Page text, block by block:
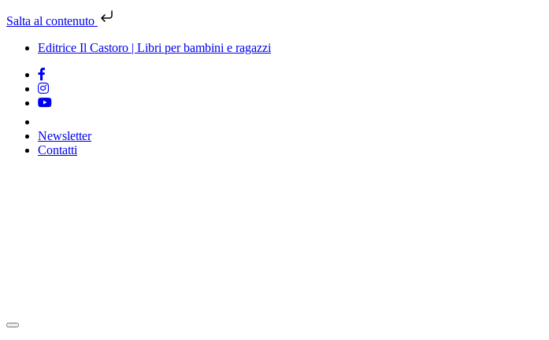
Salta al contenuto
Editrice Il Castoro | Libri per bambini e ragazzi
Newsletter
Contatti